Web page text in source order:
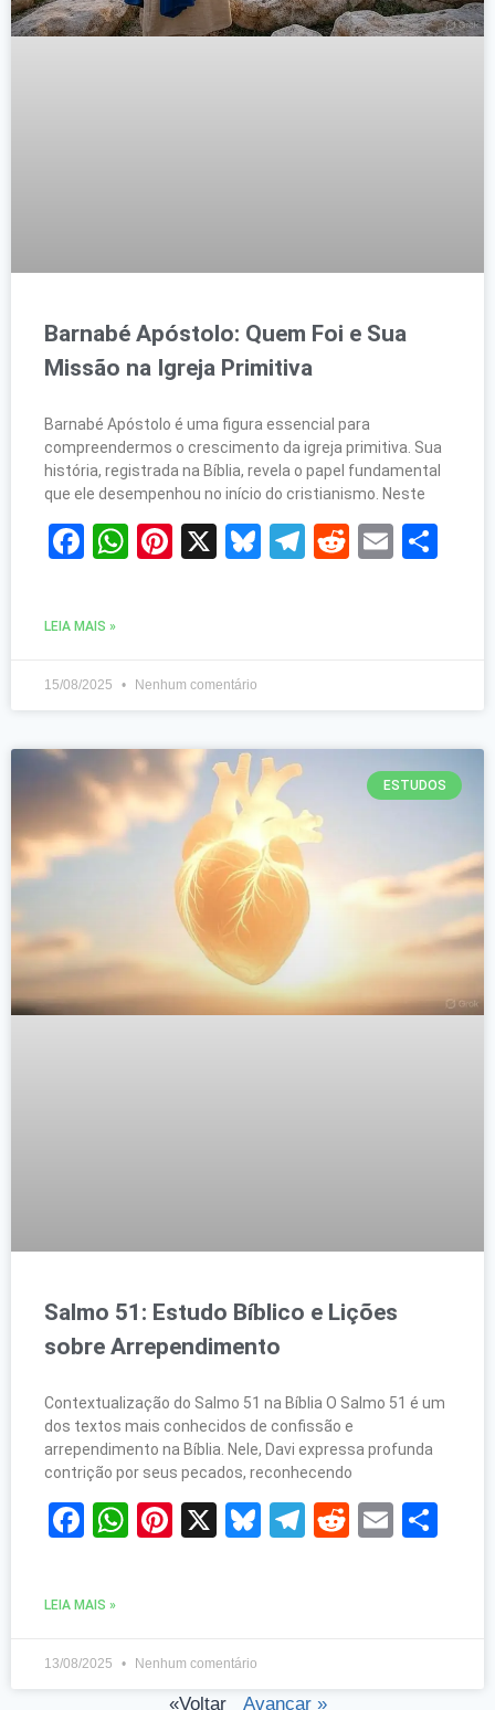
Barnabé Apóstolo: Quem Foi e Sua
Missão na Igreja Primitiva
Barnabé Apóstolo é uma figura essencial para
compreendermos o crescimento da igreja primitiva. Sua
história, registrada na Bíblia, revela o papel fundamental
que ele desempenhou no início do cristianismo. Neste
Facebook
WhatsApp
Pinterest
X Bluesky
Telegram
Reddit
Email
LEIA MAIS »
15/08/2025 Nenhum comentário
ESTUDOS
Salmo 51: Estudo Bíblico e Lições
sobre Arrependimento
Contextualização do Salmo 51 na Bíblia O Salmo 51 é um
dos textos mais conhecidos de confissão e
arrependimento na Bíblia. Nele, Davi expressa profunda
contrição por seus pecados, reconhecendo
Facebook
WhatsApp
Pinterest
X Bluesky
Telegram
Reddit
Email
LEIA MAIS »
13/08/2025 Nenhum comentário
«Voltar Avançar »